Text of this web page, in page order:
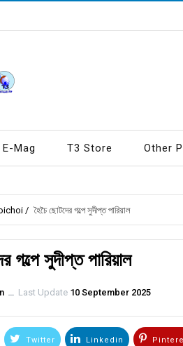
Mag T3 Store Other
/ হৈচৈ ছোটদের গল্পে সুদীপ্ত পারিয়াল
গল্পে সুদীপ্ত পারিয়াল
ــ Last Update 10 September 2025
Twitter Linkedin